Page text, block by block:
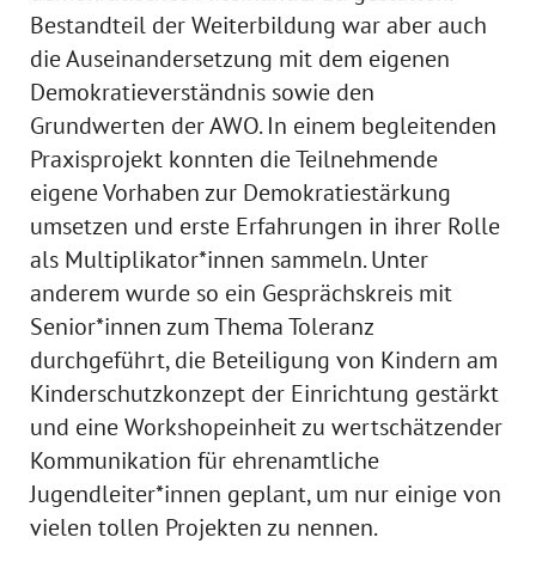
Bestandteil der Weiterbildung war aber auch
die Auseinandersetzung mit dem eigenen
Demokratieverständnis sowie den
Grundwerten der AWO. In einem begleitenden
Praxisprojekt konnten die Teilnehmende
eigene Vorhaben zur Demokratiestärkung
umsetzen und erste Erfahrungen in ihrer Rolle
als Multiplikator*innen sammeln. Unter
anderem wurde so ein Gesprächskreis mit
Senior*innen zum Thema Toleranz
durchgeführt, die Beteiligung von Kindern am
Kinderschutzkonzept der Einrichtung gestärkt
und eine Workshopeinheit zu wertschätzender
Kommunikation für ehrenamtliche
Jugendleiter*innen geplant, um nur einige von
vielen tollen Projekten zu nennen.